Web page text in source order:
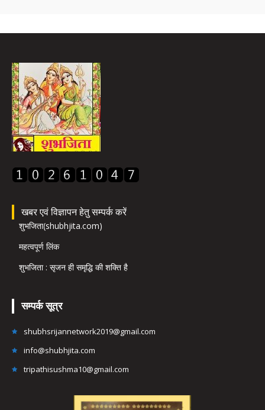
खबर एवं विज्ञापन हेतु सम्पर्क करें
शुभजिता(shubhjita.com)
महत्वपूर्ण लिंक
शुभजिता : सृजन ही समृद्धि की शक्ति है
सम्पर्क सूत्र
shubhsrijannetwork2019@gmail.com
info@shubhjita.com
tripathisushma10@gmail.com